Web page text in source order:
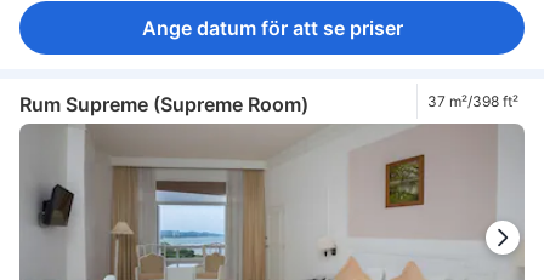
Ange datum för att se priser
Rum Supreme (Supreme Room) 37 m²/398 ft²